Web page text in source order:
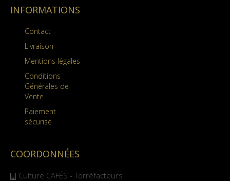
INFORMATIONS
Contact
Livraison
Mentions légales
Conditions
Générales de
Vente
Paiement
sécurisé
COORDONNÉES
Culture CAFÉS - Torréfacteurs